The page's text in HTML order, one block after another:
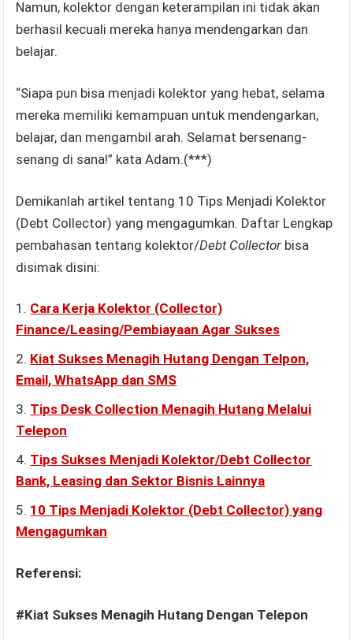
Namun, kolektor dengan keterampilan ini tidak akan
berhasil kecuali mereka hanya mendengarkan dan
belajar.
“Siapa pun bisa menjadi kolektor yang hebat, selama
mereka memiliki kemampuan untuk mendengarkan,
belajar, dan mengambil arah. Selamat bersenang-
senang di sana!” kata Adam.(***)
Demikanlah artikel tentang 10 Tips Menjadi Kolektor
(Debt Collector) yang mengagumkan. Daftar Lengkap
pembahasan tentang kolektor/Debt Collector bisa
disimak disini:
Cara Kerja Kolektor (Collector)
Finance/Leasing/Pembiayaan Agar Sukses
Kiat Sukses Menagih Hutang Dengan Telpon,
Email, WhatsApp dan SMS
Tips Desk Collection Menagih Hutang Melalui
Telepon
Tips Sukses Menjadi Kolektor/Debt Collector
Bank, Leasing dan Sektor Bisnis Lainnya
10 Tips Menjadi Kolektor (Debt Collector) yang
Mengagumkan
Referensi:
#Kiat Sukses Menagih Hutang Dengan Telepon